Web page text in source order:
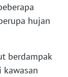
hujan
berdampak